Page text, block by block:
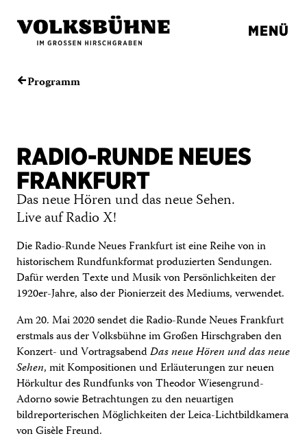
MENÜ
←Programm
RADIO-RUNDE NEUES
FRANKFURT
Das neue Hören und das neue Sehen.
Live auf Radio X!
Die Radio-Runde Neues Frankfurt ist eine Reihe von in
historischem Rundfunkformat produzierten Sendungen.
Dafür werden Texte und Musik von Persönlichkeiten der
1920er-Jahre, also der Pionierzeit des Mediums, verwendet.
Am 20. Mai 2020 sendet die Radio-Runde Neues Frankfurt
erstmals aus der Volksbühne im Großen Hirschgraben den
Konzert- und VortragsabendDas neue Hören und das neue
Sehen, mit Kompositionen und Erläuterungen zur neuen
Hörkultur des Rundfunks von Theodor Wiesengrund-
Adorno sowie Betrachtungen zu den neuartigen
bildreporterischen Möglichkeiten der Leica-Lichtbildkamera
von Gisèle Freund.